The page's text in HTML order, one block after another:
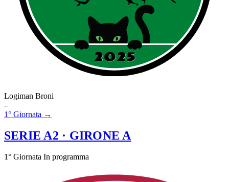
Logiman Broni
–
1° Giornata →
SERIE A2 · GIRONE A
1° Giornata In programma